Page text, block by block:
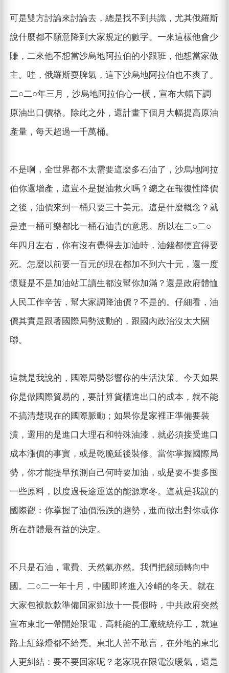
可是雙方討論來討論去，總是找不到共識，尤其俄羅斯
說什麼都不願意降到大家規定的數字。一來這樣他會少
賺，二來他不想當沙烏地阿拉伯的小跟班，他想當家做
主。哇，俄羅斯耍脾氣，這下沙烏地阿拉伯也不爽了。
二○二○年三月，沙烏地阿拉伯心一橫，宣布大幅下調
原油出口價格。除此之外，還計畫下個月大幅提高原油
產量，每天超過一千萬桶。
不是啊，全世界都不太需要這麼多石油了，沙烏地阿拉
伯你還增產，這豈不是提油救火嗎？總之在報復性降價
之後，油價來到一桶只要三十美元。這是什麼概念？就
是連一桶可樂都比一桶石油貴的意思。所以在二○二○
年四月左右，你有沒有覺得去加油時，油錢都便宜得要
死。怎麼以前要一百元的現在都加不到六十元，還一度
懷疑是不是加油站工讀生都沒幫你加滿？還是政府體恤
人民工作辛苦，幫大家調降油價？不是的。仔細看，油
價其實是跟著國際局勢波動的，跟國內政治沒太大關
聯。
這就是我說的，國際局勢影響你的生活決策。今天如果
你是做國際貿易的，要計算貨櫃進出口的成本，就不能
不搞清楚現在的國際脈動；如果你是家裡正準備要裝
潢，選用的是進口大理石和特殊油漆，就必須接受進口
成本漲價的事實，或是乾脆延後裝修。當你掌握國際局
勢，你才能提早預測自己何時要加油，或是要不要多囤
一些原料，以度過長途運送的能源寒冬。這就是我說的
國際觀：你掌握了油價漲跌的趨勢，進而做出對你或你
所在群體最有益的決定。
不只是石油，電費、天然氣亦然。我們把鏡頭轉向中
國。二○二一年十月，中國即將進入冷峭的冬天。就在
大家包袱款款準備回家鄉放十一長假時，中共政府突然
宣布東北一帶開始限電，高耗能的工廠統統停工，就連
路上紅綠燈都不給亮。東北人苦不敢言，在外地的東北
人更糾結：要不要回家呢？老家現在限電沒暖氣，還是